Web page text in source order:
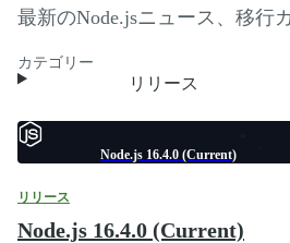
最新のNode.jsニュース、移行
カテゴリー
リリース
Node.js 16.4.0 (Current)
リリース
Node.js 16.4.0 (Current)